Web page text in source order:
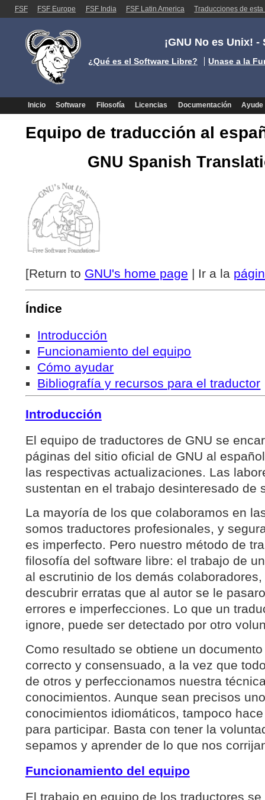
¡GNU No es Unix!
¿Qué es el Software Libre? Unase a la
Inicio Software Filosofía Licencias Documentación Ayude
Equipo de traducción al
GNU Spanish
[Return to GNU's home page | Ir a la
Índice
Introducción
Funcionamiento del equipo
Cómo ayudar
Bibliografía y recursos para el traductor
Introducción
El equipo de traductores de GNU se
páginas del sitio oficial de GNU al
las respectivas actualizaciones. Las
sustentan en el trabajo desinteresado de
La mayoría de los que colaboramos en
somos traductores profesionales, y
es imperfecto. Pero nuestro método de
filosofía del software libre: el trabajo de
al escrutinio de los demás
descubrir erratas que al autor se le
errores e imperfecciones. Lo que un
ignore, puede ser detectado por otro
Como resultado se obtiene un
correcto y consensuado, a la vez que
de otros y perfeccionamos nuestra
conocimientos. Aunque sean precisos
conocimientos idiomáticos, tampoco
para participar. Basta con tener la
sepamos y aprender de lo que nos
Funcionamiento del equipo
El trabajo en equipo de los traductores
FSF FSF Europe FSF India FSF Latin America Traducciones de